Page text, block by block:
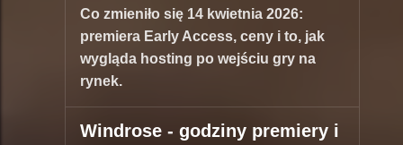
Co zmieniło się 14 kwietnia 2026:
premiera Early Access, ceny i to, jak
wygląda hosting po wejściu gry na
rynek.
Windrose - godziny premiery i